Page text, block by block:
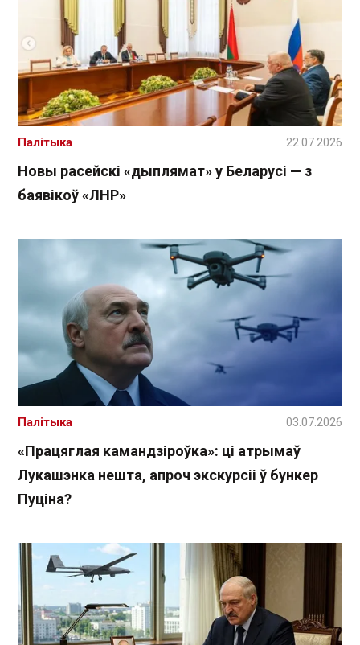
Новы расейскі «дыплямат» у Беларусі — з
баявікоў «ЛНР»
Палітыка 22.07.2026
«Працяглая камандзіроўка»: ці атрымаў
Лукашэнка нешта, апроч экскурсіі ў бункер
Пуціна?
Палітыка 03.07.2026